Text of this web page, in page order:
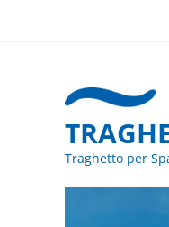
Traghetto per